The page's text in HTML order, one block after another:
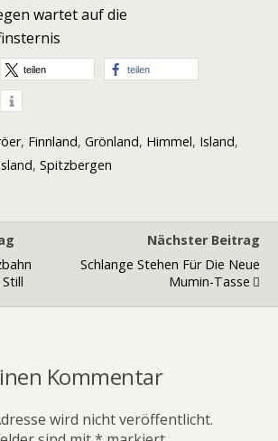
wartet auf die
teilen teilen
, Finnland, Grönland, Himmel, Island,
, Spitzbergen
Nächster Beitrag
Schlange Stehen Für Die Neue
Mumin-Tasse
Kommentar
wird nicht veröffentlicht.